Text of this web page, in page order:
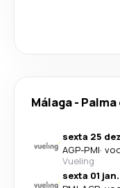
Málaga- Palma
sexta 25
AGP-PMI·
Vueling
sexta 01 jan.